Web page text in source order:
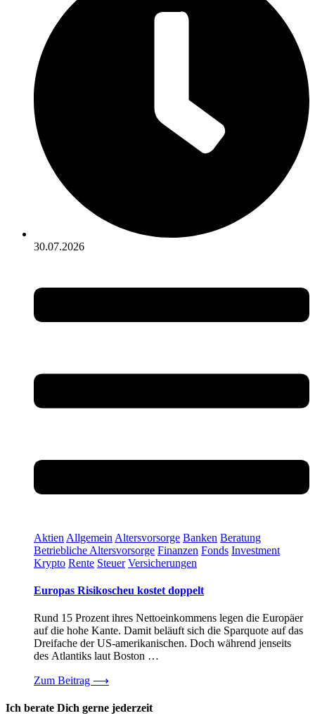
30.07.2026
Aktien Allgemein Altersvorsorge Banken Beratung
Betriebliche Altersvorsorge Finanzen Fonds Investment
Krypto Rente Steuer Versicherungen
Europas Risikoscheu kostet doppelt
Rund 15 Prozent ihres Nettoeinkommens legen die Europäer
auf die hohe Kante. Damit beläuft sich die Sparquote auf das
Dreifache der US-amerikanischen. Doch während jenseits
des Atlantiks laut Boston …
Zum Beitrag ⟶
Ich berate Dich gerne jederzeit